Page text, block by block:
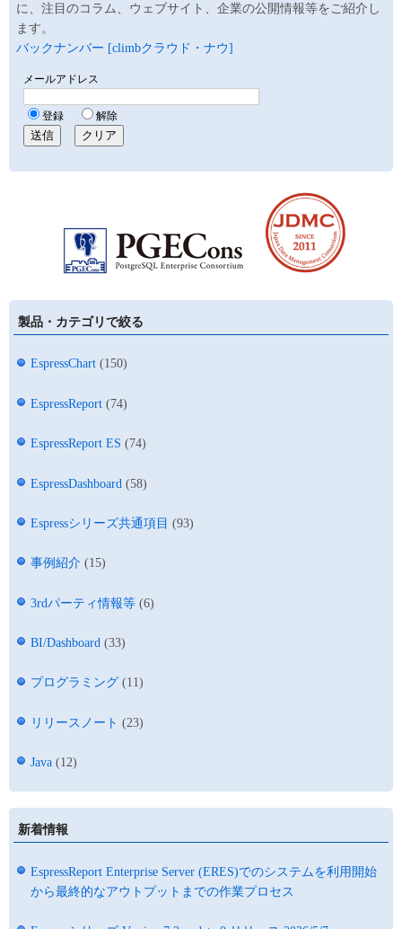
に、注目のコラム、ウェブサイト、企業の公開情報等をご紹介し
ます。
バックナンバー [climbクラウド・ナウ]
製品・カテゴリで絞る
EspressChart (150)
EspressReport (74)
EspressReport ES (74)
EspressDashboard (58)
Espressシリーズ共通項目 (93)
事例紹介 (15)
3rdパーティ情報等 (6)
BI/Dashboard (33)
プログラミング (11)
リリースノート (23)
Java (12)
新着情報
EspressReport Enterprise Server (ERES)でのシステムを利用開始
から最終的なアウトプットまでの作業プロセス